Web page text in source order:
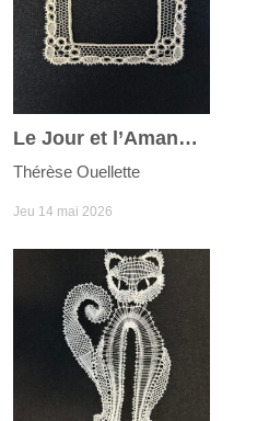
Le Jour et l’Amande
Thérèse Ouellette
Jeu 14 mai 2026